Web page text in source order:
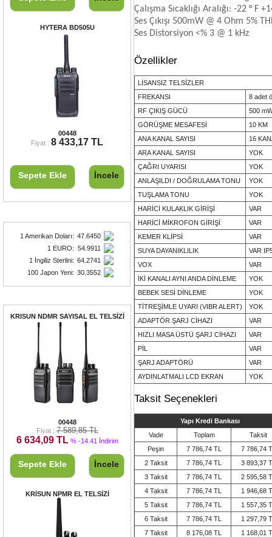
HYTERA BD505U
00448
Fiyat : 8 433,17 TL
Sepete Ekle İncele
1 Amerikan Doları: 47.6450
1 EURO: 54.9911
1 İngiliz Sterlini: 64.2741
100 Japon Yeni: 30.3552
KRISUN NDMR SAYISAL EL TELSİZİ
00448
Fiyat : 7 589,85 TL
6 634,09 TL% -14.41 İndirim
Sepete Ekle İncele
KRİSUN NPMR EL TELSİZİ
Çalışma Sıcaklığı Aralığı: -22 ° F
Ses Çıkışı 500mW @ 4 Ohm 5%
Ses Distorsiyon <% 3 @ 1 kHz
Özellikler
LİSANSIZ TELSİZLER
FREKANSI
8 adet
RF ÇIKIŞ GÜCÜ
500
GÖRÜŞME MESAFESİ
10 KM
ANA KANAL SAYISI
16
ARA KANAL SAYISI
YOK
ÇAĞRI UYARISI
YOK
ANLAŞILDI / DOĞRULAMA TONU
YOK
TUŞLAMA TONU
YOK
HARİCİ KULAKLIK GİRİŞİ
VAR
HARİCİ MİKROFON GİRİŞİ
VAR
KEMER KLİPSİ
VAR
SUYA DAYANIKLILIK
VAR
VOX
VAR
İKİ KANALI AYNI ANDA DİNLEME
YOK
BEBEK SESİ DİNLEME
YOK
TİTREŞİMLE UYARI (VIBR ALERT)
YOK
ADAPTÖR ŞARJ CİHAZI
VAR
HIZLI MASA ÜSTÜ ŞARJ CİHAZI
VAR
PİL
VAR
ŞARJ ADAPTÖRÜ
VAR
AYDINLATMALI LCD EKRAN
YOK
Taksit Seçenekleri
Yapı Kredi Bankası
Vade
Toplam
Taksit
Peşin
7 786,74 TL
7 786,74
2 Taksit
7 786,74 TL
3 893,37
3 Taksit
7 786,74 TL
2 595,58
4 Taksit
7 786,74 TL
1 946,68
5 Taksit
7 786,74 TL
1 557,35
6 Taksit
7 786,74 TL
1 297,79
7 Taksit
8 176,08 TL
1 168,01